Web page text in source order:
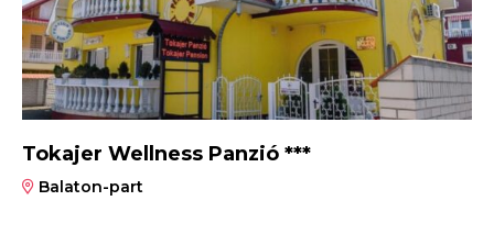
Tokajer Wellness Panzió ***
Balaton-part